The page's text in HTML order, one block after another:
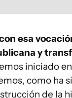
esa
y
iniciado
como ha
de la